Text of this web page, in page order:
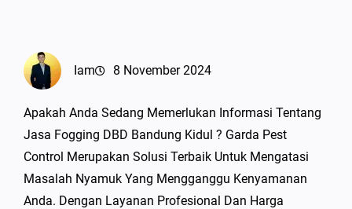
Iam 8 November 2024
Apakah Anda Sedang Memerlukan Informasi Tentang
Jasa Fogging DBD Bandung Kidul ? Garda Pest
Control Merupakan Solusi Terbaik Untuk Mengatasi
Masalah Nyamuk Yang Mengganggu Kenyamanan
Anda. Dengan Layanan Profesional Dan Harga